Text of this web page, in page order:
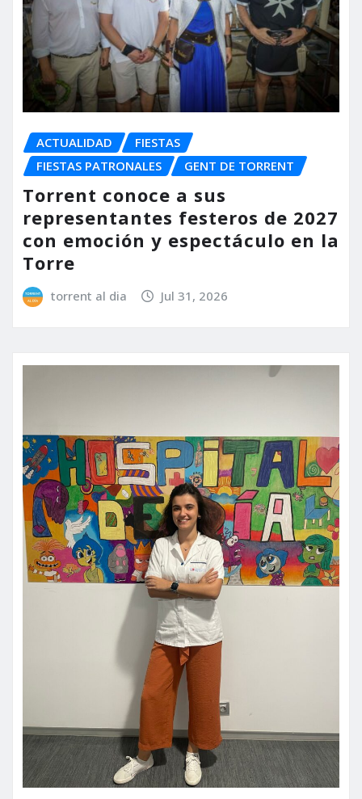
ACTUALIDAD
FIESTAS
FIESTAS PATRONALES
GENT DE TORRENT
Torrent conoce a sus
representantes festeros de 2027
con emoción y espectáculo en la
Torre
torrent al dia Jul 31, 2026